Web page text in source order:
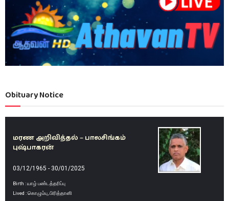
Obituary Notice
மரண அறிவித்தல் – பாலசிங்கம்
புஷ்பாகரன்
03/12/1965 - 30/01/2025
Birth : யாழ் பண்டத்தரிப்பு
Lived : கொழும்பு, பிரித்தானி